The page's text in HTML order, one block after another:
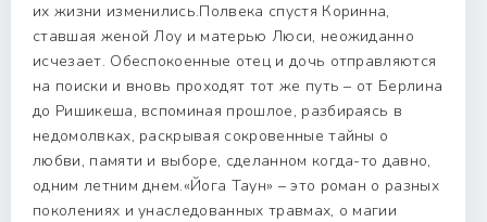
их жизни изменились.Полвека спустя Коринна,
ставшая женой Лоу и матерью Люси, неожиданно
исчезает. Обеспокоенные отец и дочь отправляются
на поиски и вновь проходят тот же путь – от Берлина
до Ришикеша, вспоминая прошлое, разбираясь в
недомолвках, раскрывая сокровенные тайны о
любви, памяти и выборе, сделанном когда-то давно,
одним летним днем.«Йога Таун» – это роман о разных
поколениях и унаследованных травмах, о магии